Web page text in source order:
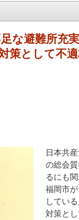
な避難所充
策として不
日本共
の総会
るにも
福岡市
してい
対策と